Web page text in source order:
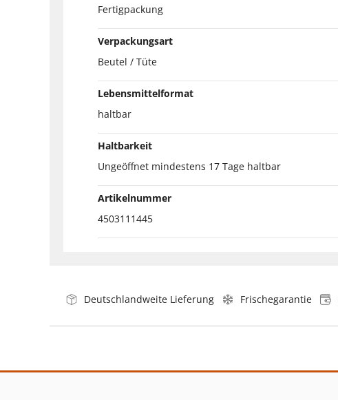
Fertigpackung
Verpackungsart
Beutel / Tüte
Lebensmittelformat
haltbar
Haltbarkeit
Ungeöffnet mindestens 17 Tage haltbar
Artikelnummer
4503111445
Deutschlandweite Lieferung Frischegarantie